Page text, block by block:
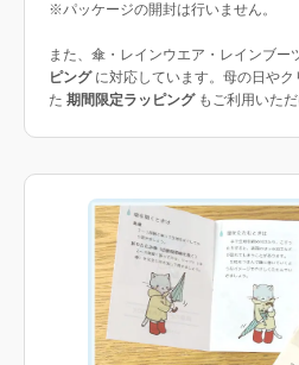
※パッケージの開封は行いません。
また、傘・レインウエア・レインブー
ピングに対応しています。母の日や
た 期間限定ラッピングもご利用いただ